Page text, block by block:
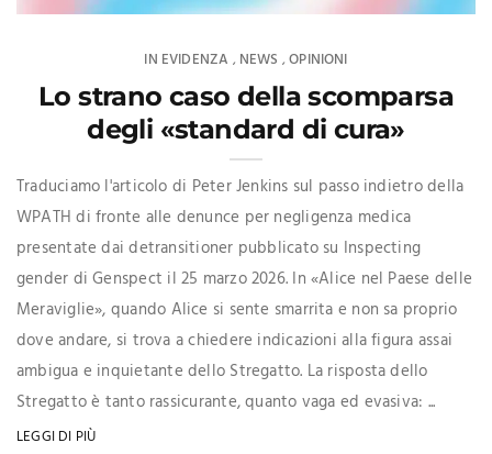
IN EVIDENZA , NEWS ,OPINIONI
Lo strano caso della scomparsa
degli «standard di cura»
Traduciamo l'articolo di Peter Jenkins sul passo indietro della
WPATH di fronte alle denunce per negligenza medica
presentate dai detransitioner pubblicato su Inspecting
gender di Genspect il 25 marzo 2026. In «Alice nel Paese delle
Meraviglie», quando Alice si sente smarrita e non sa proprio
dove andare, si trova a chiedere indicazioni alla figura assai
ambigua e inquietante dello Stregatto. La risposta dello
Stregatto è tanto rassicurante, quanto vaga ed evasiva: ...
LEGGI DI PIÙ